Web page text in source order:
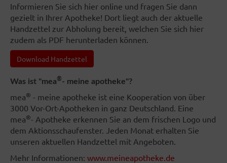
Informieren Sie sich hier online und fragen Sie dann
gezielt in Ihrer Apotheke! Dort liegt auch der aktuelle
Handzettel zur Abholung bereit, welchen Sie sich hier
zudem als PDF herunterladen können.
Download Handzettel
Was ist "mea®- meine apotheke"?
mea® - meine apotheke ist eine Kooperation von über
3000 Vor-Ort-Apotheken in ganz Deutschland. Eine
mea®- Apotheke erkennen Sie an dem frischen Logo und
dem Aktionsschaufenster. Jeden Monat erhalten Sie
unseren aktuellen Handzettel mit Angeboten.
Mehr Informationen: www.meineapotheke.de